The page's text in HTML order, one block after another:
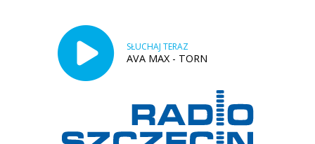
SŁUCHAJ TERAZ
AVA MAX - TORN